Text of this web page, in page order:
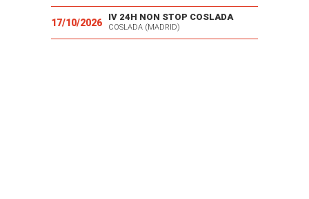
17/10/2026
IV 24H NON STOP COSLADA
COSLADA (MADRID)